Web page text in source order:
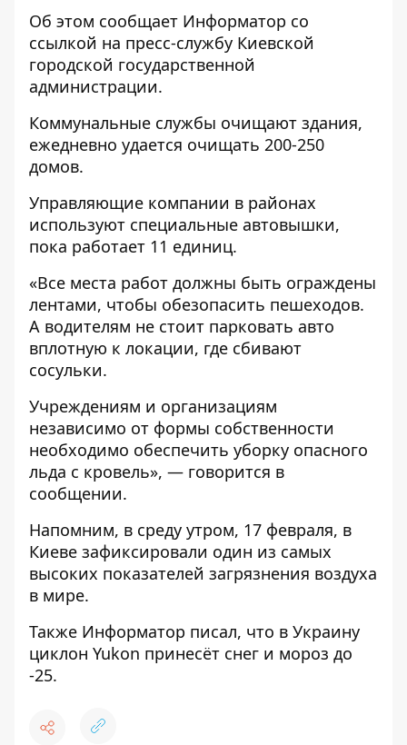
Об этом сообщает Информатор со
ссылкой на пресс-службу Киевской
городской государственной
администрации.
Коммунальные службы очищают здания,
ежедневно удается очищать 200-250
домов.
Управляющие компании в районах
используют специальные автовышки,
пока работает 11 единиц.
«Все места работ должны быть ограждены
лентами, чтобы обезопасить пешеходов.
А водителям не стоит парковать авто
вплотную к локации, где сбивают
сосульки.
Учреждениям и организациям
независимо от формы собственности
необходимо обеспечить уборку опасного
льда с кровель», — говорится в
сообщении.
Напомним, в среду утром, 17 февраля, в
Киеве зафиксировали один из самых
высоких показателей загрязнения воздуха
в мире.
Также Информатор писал, что в Украину
циклон Yukon принесёт снег и мороз до
-25.